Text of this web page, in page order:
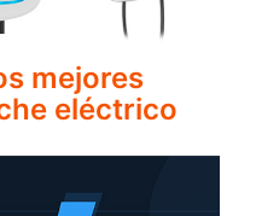
mejores
eléctrico